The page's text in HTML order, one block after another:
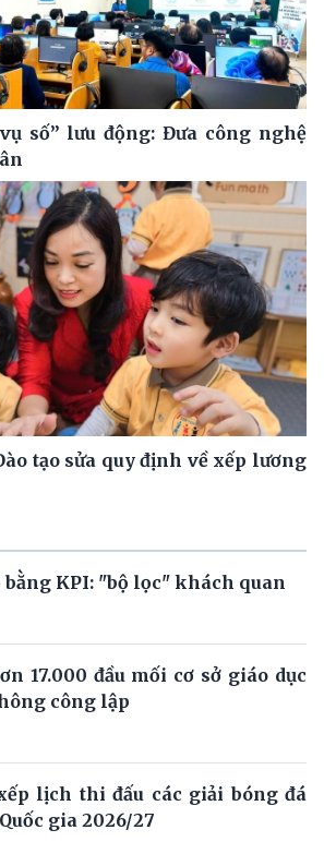
số” lưu động: Đưa công nghệ
tạo sửa quy định về xếp lương
KPI: "bộ lọc" khách quan
17.000 đầu mối cơ sở giáo dục
công lập
lịch thi đấu các giải bóng đá
gia 2026/27